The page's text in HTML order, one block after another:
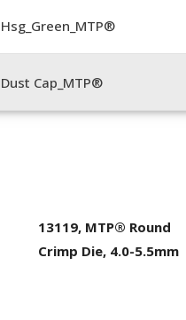
Hsg_Green_MTP®
Dust Cap_MTP®
13119, MTP® Round
Crimp Die, 4.0-5.5mm